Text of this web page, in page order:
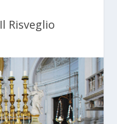
Il Risveglio